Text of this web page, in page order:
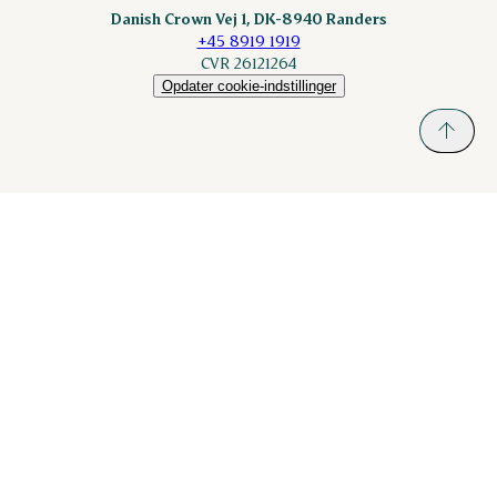
Danish Crown Vej 1, DK-8940 Randers
+45 8919 1919
CVR 26121264
Opdater cookie-indstillinger